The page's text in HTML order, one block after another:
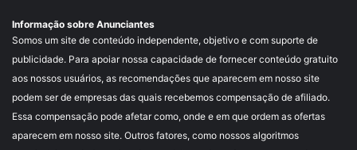
Informação sobre Anunciantes
Somos um site de conteúdo independente, objetivo e com suporte de
publicidade. Para apoiar nossa capacidade de fornecer conteúdo gratuito
aos nossos usuários, as recomendações que aparecem em nosso site
podem ser de empresas das quais recebemos compensação de afiliado.
Essa compensação pode afetar como, onde e em que ordem as ofertas
aparecem em nosso site. Outros fatores, como nossos algoritmos